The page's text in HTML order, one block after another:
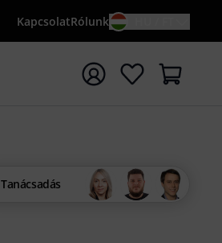
KapcsolatRólunk
keresőszóval
Tanácsadás